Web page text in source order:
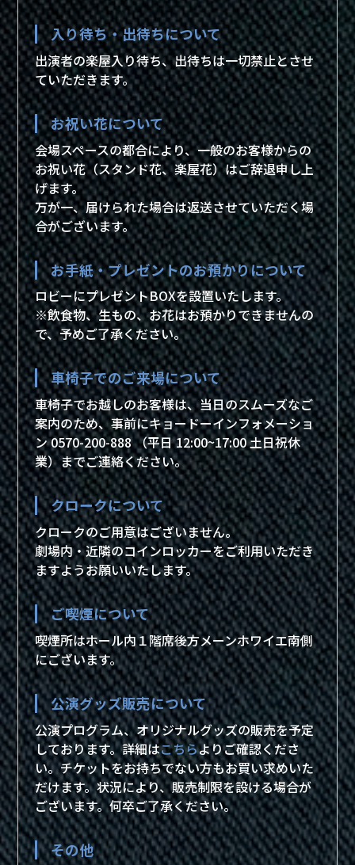
入り待ち・出待ちについて
出演者の楽屋入り待ち、出待ちは一切禁止とさせ
ていただきます。
お祝い花について
会場スペースの都合により、一般のお客様からの
お祝い花（スタンド花、楽屋花）はご辞退申し上
げます。
万が一、届けられた場合は返送させていただく場
合がございます。
お手紙・プレゼントのお預かりについて
ロビーにプレゼントBOXを設置いたします。
※飲食物、生もの、お花はお預かりできませんの
で、予めご了承ください。
車椅子でのご来場について
車椅子でお越しのお客様は、当日のスムーズなご
案内のため、事前にキョードーインフォメーショ
ン 0570-200-888 （平日 12:00~17:00 土日祝休
業）までご連絡ください。
クロークについて
クロークのご用意はございません。
劇場内・近隣のコインロッカーをご利用いただき
ますようお願いいたします。
ご喫煙について
喫煙所はホール内１階席後方メーンホワイエ南側
にございます。
公演グッズ販売について
公演プログラム、オリジナルグッズの販売を予定
しております。詳細はこちらよりご確認くださ
い。チケットをお持ちでない方もお買い求めいた
だけます。状況により、販売制限を設ける場合が
ございます。何卒ご了承ください。
その他